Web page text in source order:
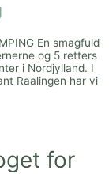
En smagfuld
og 5 retters
i Nordjylland. I
Raalingen har vi
for